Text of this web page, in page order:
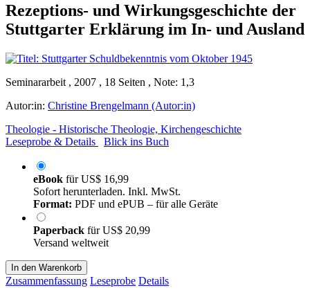
Rezeptions- und Wirkungsgeschichte der
Stuttgarter Erklärung im In- und Ausland
Seminararbeit , 2007 , 18 Seiten , Note: 1,3
Autor:in: Christine Brengelmann (Autor:in)
Theologie - Historische Theologie, Kirchengeschichte
Leseprobe & Details
Blick ins Buch
eBook fürUS$ 16,99
Sofort herunterladen. Inkl. MwSt.
Format: PDF und ePUB – für alle Geräte
Paperback fürUS$ 20,99
Versand weltweit
In den Warenkorb
Zusammenfassung Leseprobe Details